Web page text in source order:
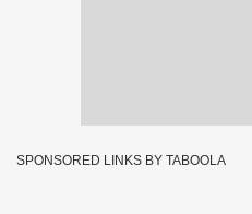
SPONSORED LINKS BY TABOOLA